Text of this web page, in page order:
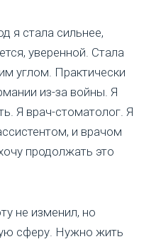
я стала сильнее,
уверенной. Стала
углом. Практически
из-за войны. Я
Я врач-стоматолог. Я
и врачом
продолжать это
не изменил, но
сферу. Нужно жить